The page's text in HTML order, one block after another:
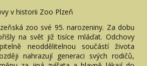
v historii Zoo Plzeň
zoo své 95. narozeniny. Za dobu
na svět již tisíce mláďat. Odchovy
neoddělitelnou součástí života
nahrazují generaci svých rodičů,